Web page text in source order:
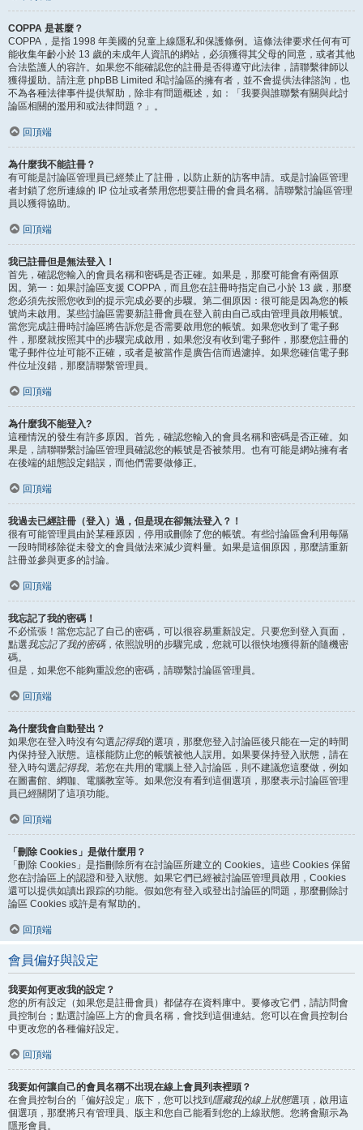
COPPA 是甚麼？
COPPA，是指 1998 年美國的兒童上線隱私和保護條例。這條法律要求任何有可
能收集年齡小於 13 歲的未成年人資訊的網站，必須獲得其父母的同意，或者其他
合法監護人的容許。如果您不能確認您的註冊是否得遵守此法律，請聯繫律師以
獲得援助。請注意 phpBB Limited 和討論區的擁有者，並不會提供法律諮詢，也
不為各種法律事件提供幫助，除非有問題概述，如：「我要與誰聯繫有關與此討
論區相關的濫用和或法律問題？」。
回頂端
為什麼我不能註冊？
有可能是討論區管理員已經禁止了註冊，以防止新的訪客申請。或是討論區管理
者封鎖了您所連線的 IP 位址或者禁用您想要註冊的會員名稱。請聯繫討論區管理
員以獲得協助。
回頂端
我已註冊但是無法登入！
首先，確認您輸入的會員名稱和密碼是否正確。如果是，那麼可能會有兩個原
因。第一：如果討論區支援 COPPA，而且您在註冊時指定自己小於 13 歲，那麼
您必須先按照您收到的提示完成必要的步驟。第二個原因：很可能是因為您的帳
號尚未啟用。某些討論區需要新註冊會員在登入前由自己或由管理員啟用帳號。
當您完成註冊時討論區將告訴您是否需要啟用您的帳號。如果您收到了電子郵
件，那麼就按照其中的步驟完成啟用，如果您沒有收到電子郵件，那麼您註冊的
電子郵件位址可能不正確，或者是被當作是廣告信而過濾掉。如果您確信電子郵
件位址沒錯，那麼請聯繫管理員。
回頂端
為什麼我不能登入?
這種情況的發生有許多原因。首先，確認您輸入的會員名稱和密碼是否正確。如
果是，請聯聯繫討論區管理員確認您的帳號是否被禁用。也有可能是網站擁有者
在後端的組態設定錯誤，而他們需要做修正。
回頂端
我過去已經註冊（登入）過，但是現在卻無法登入？！
很有可能管理員由於某種原因，停用或刪除了您的帳號。有些討論區會利用每隔
一段時間移除從未發文的會員做法來減少資料量。如果是這個原因，那麼請重新
註冊並參與更多的討論。
回頂端
我忘記了我的密碼！
不必慌張！當您忘記了自己的密碼，可以很容易重新設定。只要您到登入頁面，
點選我忘記了我的密碼，依照說明的步驟完成，您就可以很快地獲得新的隨機密
碼。
但是，如果您不能夠重設您的密碼，請聯繫討論區管理員。
回頂端
為什麼我會自動登出？
如果您在登入時沒有勾選記得我的選項，那麼您登入討論區後只能在一定的時間
內保持登入狀態。這樣能防止您的帳號被他人誤用。如果要保持登入狀態，請在
登入時勾選記得我。若您在共用的電腦上登入討論區，則不建議您這麼做，例如
在圖書館、網咖、電腦教室等。如果您沒有看到這個選項，那麼表示討論區管理
員已經關閉了這項功能。
回頂端
「刪除 Cookies」是做什麼用？
「刪除 Cookies」是指刪除所有在討論區所建立的 Cookies。這些 Cookies 保留
您在討論區上的認證和登入狀態。如果它們已經被討論區管理員啟用，Cookies
還可以提供如讀出跟踪的功能。假如您有登入或登出討論區的問題，那麼刪除討
論區 Cookies 或許是有幫助的。
回頂端
會員偏好與設定
我要如何更改我的設定？
您的所有設定（如果您是註冊會員）都儲存在資料庫中。要修改它們，請訪問會
員控制台；點選討論區上方的會員名稱，會找到這個連結。您可以在會員控制台
中更改您的各種偏好設定。
回頂端
我要如何讓自己的會員名稱不出現在線上會員列表裡頭？
在會員控制台的「偏好設定」底下，您可以找到 隱藏我的線上狀態選項，啟用這
個選項，那麼將只有管理員、版主和您自己能看到您的上線狀態。您將會顯示為
隱形會員。